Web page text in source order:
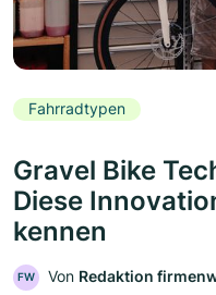
Fahrradtypen
Gravel Bike
Diese
kennen
FW Von Redaktion